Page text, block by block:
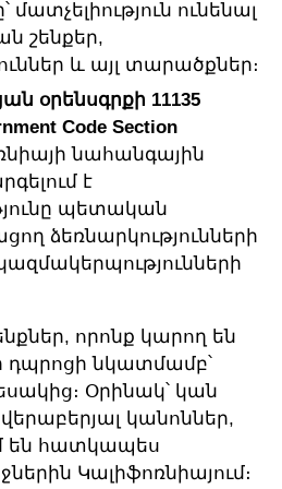
մատչելիություն ունենալ
շենքեր,
և այլ տարածքներ։
օրենսգրքի 11135
Code Section
նահանգային
է
պետական
ձեռնարկությունների
որոնք կարող են
դպրոցի նկատմամբ՝
Օրինակ՝ կան
կանոններ,
են հատկապես
Կալիֆոռնիայում։